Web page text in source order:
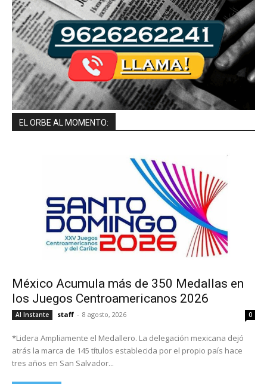
EL ORBE AL MOMENTO:
México Acumula más de 350 Medallas en
los Juegos Centroamericanos 2026
Al Instante staff - 8 agosto, 2026 0
*Lidera Ampliamente el Medallero. La delegación mexicana dejó
atrás la marca de 145 títulos establecida por el propio país hace
tres años en San Salvador...